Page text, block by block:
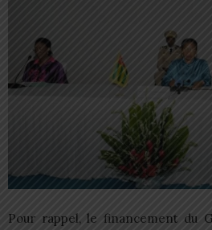
Pour rappel, le financement du